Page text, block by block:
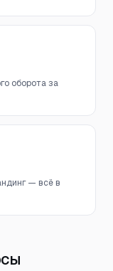
оборота за
— всё в